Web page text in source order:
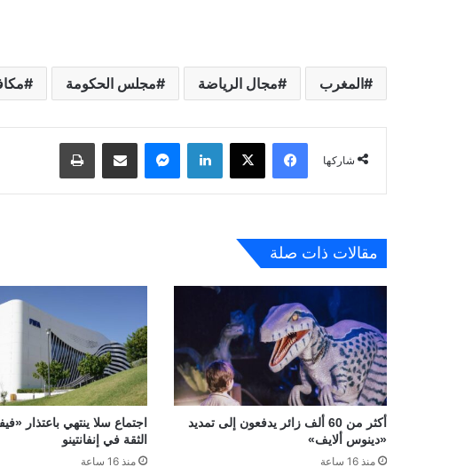
المغرب مجال الرياضة مجلس الحكومة
شاركها
فيسبوك لينكدإن
مقالات ذات صلة
أكثر من 60 ألف زائر يدفعون إلى تمديد
«دينوس ألايف»
منذ 16 ساعة
اجتماع سلا ينتهي باعتذار
الثقة في إنفانتينو
منذ 16 ساعة